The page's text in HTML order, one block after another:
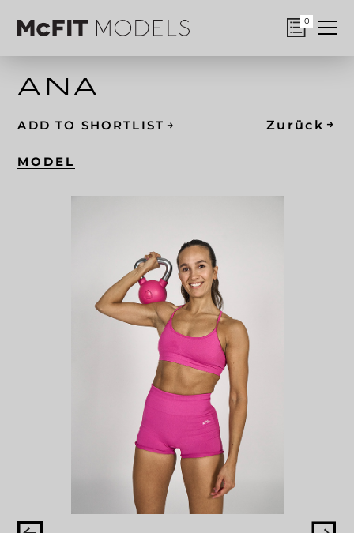
0
ANA
ADD TO SHORTLIST → Zurück →
MODEL